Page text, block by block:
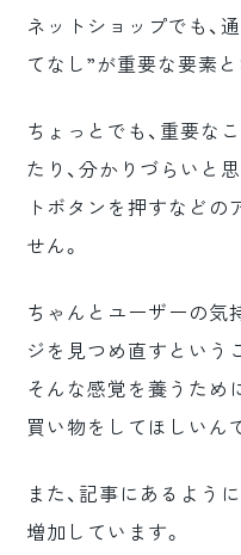
ネットショップでも、
てなし”が重要な要素と
ちょっとでも、重要な
たり、分かりづらいと
トボタンを押すなどの
せん。
ちゃんとユーザーの気
ジを見つめ直すという
そんな感覚を養うため
買い物をしてほしいん
また、記事にあるよう
増加しています。